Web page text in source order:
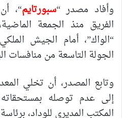
وأفاد مصدر “سبورتايم“،
الفريق منذ الجمعة
“الواك”، أمام الجيش
الجولة التاسعة من منافسات
وتابع المصدر، أن تخلي
إلى عدم توصله بمستحقاته
المكتب المديري للوداد،